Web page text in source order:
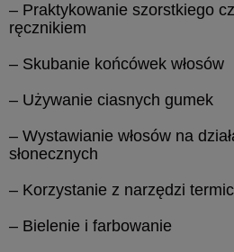
– Praktykowanie szorstkiego
ręcznikiem
– Skubanie końcówek włosów
– Używanie ciasnych gumek
– Wystawianie włosów na
słonecznych
– Korzystanie z narzędzi
– Bielenie i farbowanie